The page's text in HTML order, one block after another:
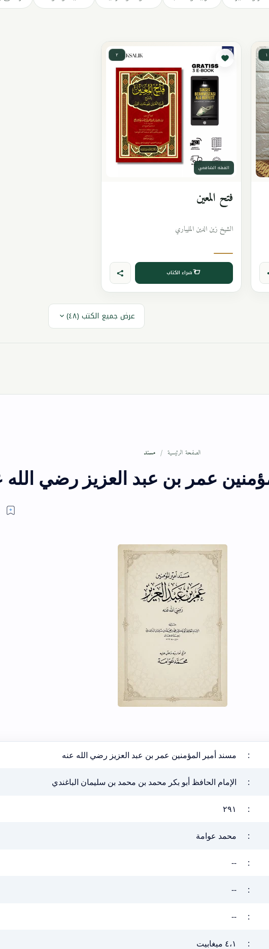
١ ٢
الفقه الشافعي
فتح المعين
الشيخ زين الدين المليباري
شراء الكتاب
عرض جميع الكتب (٤٨)
الصفحة الرئيسية مسند
عمر بن عبد العزيز رضي الله
: مسند أمير المؤمنين عمر بن عبد العزيز رضي الله عنه
: الإمام الحافظ أبو بكر محمد بن محمد بن سليمان الباغندي
: ٢٩١
: محمد عوامة
:
--
:
--
:
--
: ٤،١ ميغابيت